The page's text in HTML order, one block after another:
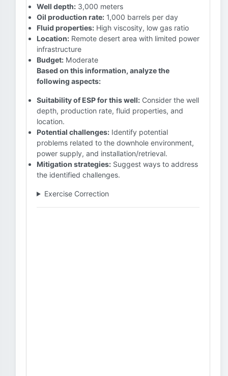
Well depth: 3,000 meters
Oil production rate: 1,000 barrels per day
Fluid properties: High viscosity, low gas ratio
Location: Remote desert area with limited power
infrastructure
Budget: Moderate
Based on this information, analyze the
following aspects:
Suitability of ESP for this well: Consider the well
depth, production rate, fluid properties, and
location.
Potential challenges: Identify potential
problems related to the downhole environment,
power supply, and installation/retrieval.
Mitigation strategies: Suggest ways to address
the identified challenges.
Exercise Correction